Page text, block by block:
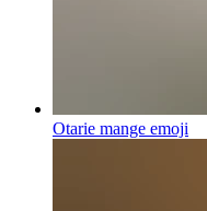
Otarie mange emoji